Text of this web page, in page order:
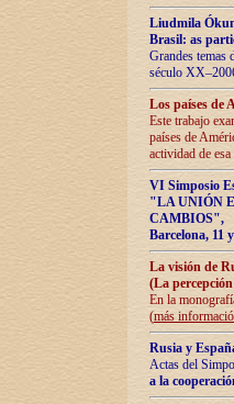
Liudmila
Brasil: as
Grandes temas
século
Los países de
Este trabajo
países de
actividad de
VI Simposio
"LA UNIÓN
CAMBIOS",
Barcelona, 11
La visión de
(La
En la
(más
Rusia y
Actas del
a la